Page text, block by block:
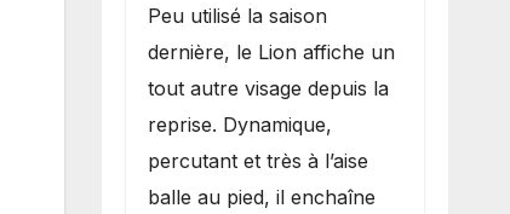
Peu utilisé la saison
dernière, le Lion affiche un
tout autre visage depuis la
reprise. Dynamique,
percutant et très à l’aise
balle au pied, il enchaîne